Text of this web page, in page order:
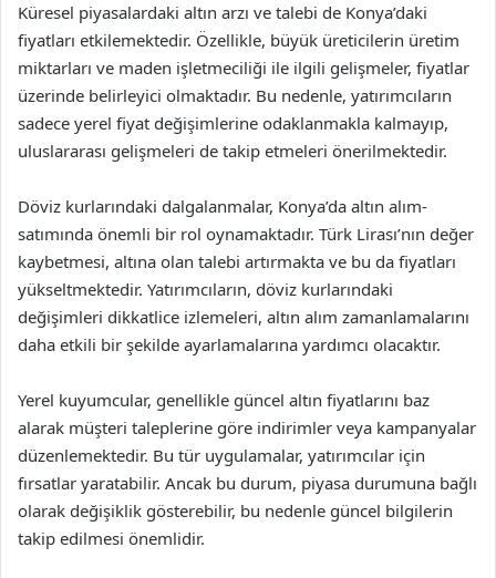
Küresel piyasalardaki altın arzı ve talebi de Konya’daki
fiyatları etkilemektedir. Özellikle, büyük üreticilerin üretim
miktarları ve maden işletmeciliği ile ilgili gelişmeler, fiyatlar
üzerinde belirleyici olmaktadır. Bu nedenle, yatırımcıların
sadece yerel fiyat değişimlerine odaklanmakla kalmayıp,
uluslararası gelişmeleri de takip etmeleri önerilmektedir.
Döviz kurlarındaki dalgalanmalar, Konya’da altın alım-
satımında önemli bir rol oynamaktadır. Türk Lirası’nın değer
kaybetmesi, altına olan talebi artırmakta ve bu da fiyatları
yükseltmektedir. Yatırımcıların, döviz kurlarındaki
değişimleri dikkatlice izlemeleri, altın alım zamanlamalarını
daha etkili bir şekilde ayarlamalarına yardımcı olacaktır.
Yerel kuyumcular, genellikle güncel altın fiyatlarını baz
alarak müşteri taleplerine göre indirimler veya kampanyalar
düzenlemektedir. Bu tür uygulamalar, yatırımcılar için
fırsatlar yaratabilir. Ancak bu durum, piyasa durumuna bağlı
olarak değişiklik gösterebilir, bu nedenle güncel bilgilerin
takip edilmesi önemlidir.